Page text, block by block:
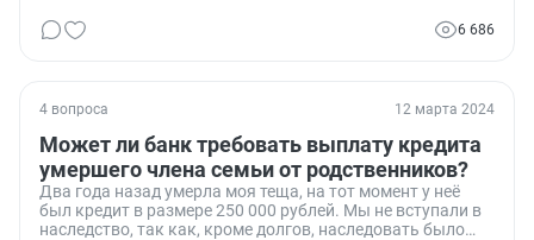
6 686
4 вопроса 12 марта 2024
Может ли банк требовать выплату кредита
умершего члена семьи от родственников?
Два года назад умерла моя теща, на тот момент у неё
был кредит в размере 250 000 рублей. Мы не вступали в
наследство, так как, кроме долгов, наследовать было